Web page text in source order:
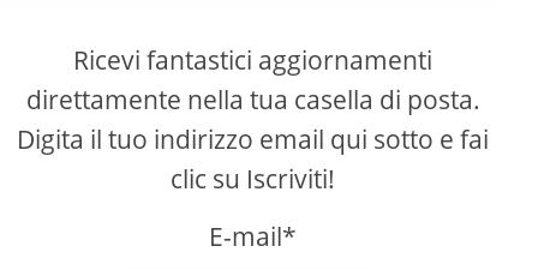
Ricevi fantastici aggiornamenti
direttamente nella tua casella di posta.
Digita il tuo indirizzo email qui sotto e fai
clic su Iscriviti!
E-mail*